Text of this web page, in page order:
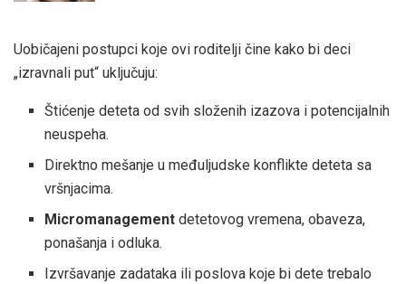
Uobičajeni postupci koje ovi roditelji čine kako bi deci
„izravnali put“ uključuju:
Štićenje deteta od svih složenih izazova i potencijalnih
neuspeha.
Direktno mešanje u međuljudske konflikte deteta sa
vršnjacima.
Micromanagement detetovog vremena, obaveza,
ponašanja i odluka.
Izvršavanje zadataka ili poslova koje bi dete trebalo